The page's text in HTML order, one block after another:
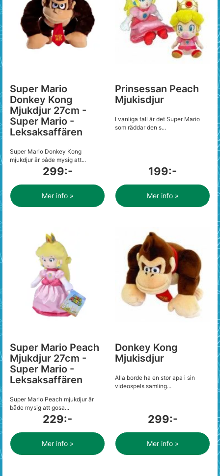
Super Mario
Donkey Kong
Mjukdjur 27cm -
Super Mario -
Leksaksaffären
Super Mario Donkey Kong
mjukdjur är både mysig att...
299:-
Mer info »
Prinsessan Peach
Mjukisdjur
I vanliga fall är det Super Mario
som räddar den s...
199:-
Mer info »
Super Mario Peach
Mjukdjur 27cm -
Super Mario -
Leksaksaffären
Super Mario Peach mjukdjur är
både mysig att gosa...
229:-
Mer info »
Donkey Kong
Mjukisdjur
Alla borde ha en stor apa i sin
videospels samling...
299:-
Mer info »